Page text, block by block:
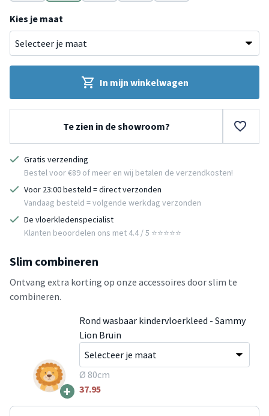
Beige Bruin Oranje Bruin
Geel
Kies je maat
In mijn winkelwagen
Te zien in de showroom?
Gratis verzending
Bestel voor €89 of meer en wij betalen de verzendkosten!
Voor 23:00 besteld = direct verzonden
Vandaag besteld = volgende werkdag verzonden
De vloerkledenspecialist
Klanten beoordelen ons met 4.4 / 5 ⭐⭐⭐⭐⭐
Slim combineren
Ontvang extra korting op onze accessoires door slim te
combineren.
+
Rond wasbaar kindervloerkleed - Sammy
Lion Bruin
Ø 80cm
37.95